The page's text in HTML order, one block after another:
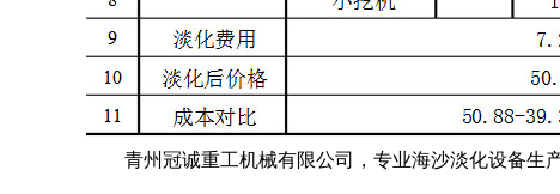
青州冠诚重工机械有限公司，专业海沙淡化设备生